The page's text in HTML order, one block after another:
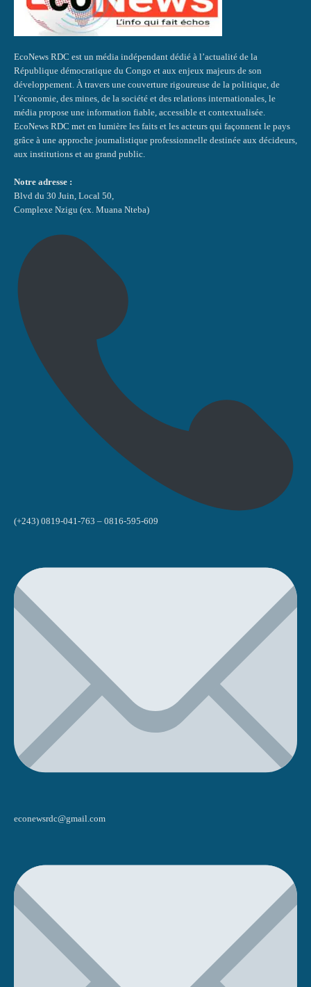
EcoNews RDC est un média indépendant dédié à l’actualité de la
République démocratique du Congo et aux enjeux majeurs de son
développement. À travers une couverture rigoureuse de la politique, de
l’économie, des mines, de la société et des relations internationales, le
média propose une information fiable, accessible et contextualisée.
EcoNews RDC met en lumière les faits et les acteurs qui façonnent le pays
grâce à une approche journalistique professionnelle destinée aux décideurs,
aux institutions et au grand public.
Notre adresse :
Blvd du 30 Juin, Local 50,
Complexe Nzigu (ex. Muana Nteba)
(+243) 0819-041-763 – 0816-595-609
econewsrdc@gmail.com